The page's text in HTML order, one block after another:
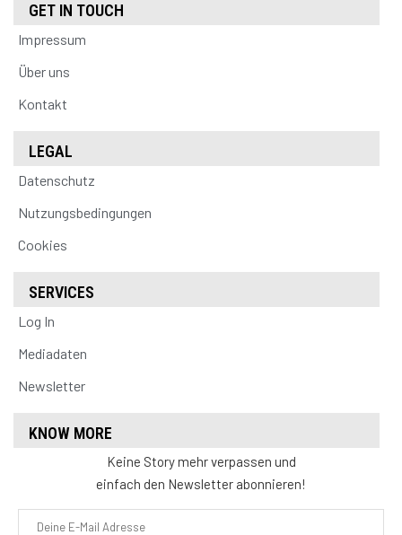
GET IN TOUCH
Impressum
Über uns
Kontakt
LEGAL
Datenschutz
Nutzungsbedingungen
Cookies
SERVICES
Log In
Mediadaten
Newsletter
KNOW MORE
Keine Story mehr verpassen und
einfach den Newsletter abonnieren!